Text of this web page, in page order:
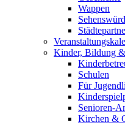
Wappen
Kinder, Bildung
Schulen
Für
Senioren-
Kirchen &